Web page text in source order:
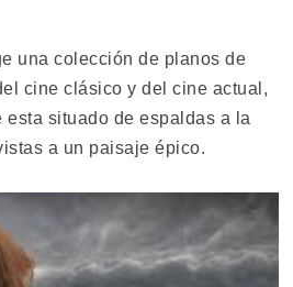
una colección de planos de
cine clásico y del cine actual,
esta situado de espaldas a la
a un paisaje épico.